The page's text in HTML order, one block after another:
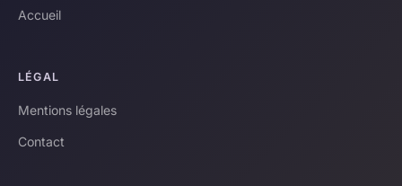
Accueil
LÉGAL
Mentions légales
Contact